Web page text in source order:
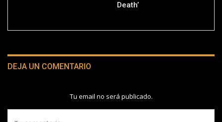
Death’
DEJA UN COMENTARIO
Tu email no será publicado.